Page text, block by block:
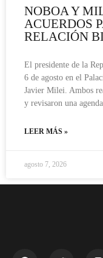
NOBOA Y
ACUERDOS
RELACIÓN
El presidente de la
6 de agosto en el
Javier Milei. Ambos
y revisaron una
LEER MÁS »
agosto 7, 2026